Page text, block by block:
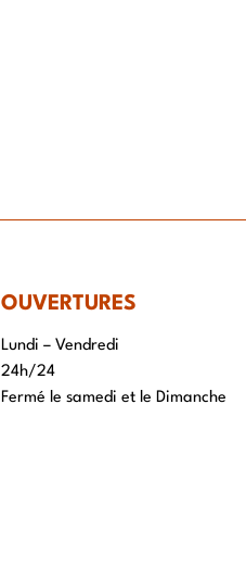
OUVERTURES
Lundi – Vendredi
24h/24
Fermé le samedi et le Dimanche